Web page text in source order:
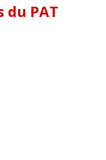
du PAT